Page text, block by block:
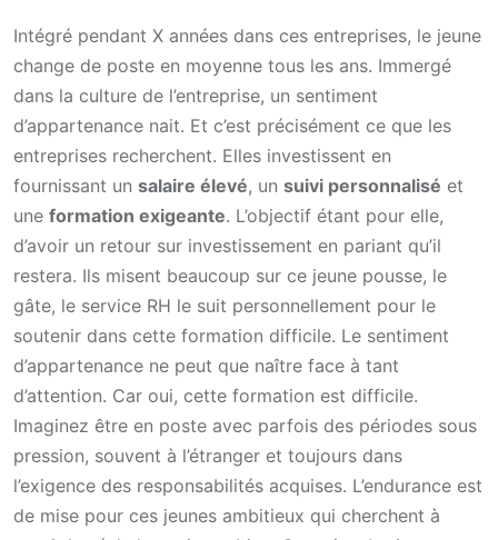
Intégré pendant X années dans ces entreprises, le jeune
change de poste en moyenne tous les ans. Immergé
dans la culture de l’entreprise, un sentiment
d’appartenance nait. Et c’est précisément ce que les
entreprises recherchent. Elles investissent en
fournissant un salaire élevé, un suivi personnalisé et
une formation exigeante. L’objectif étant pour elle,
d’avoir un retour sur investissement en pariant qu’il
restera. Ils misent beaucoup sur ce jeune pousse, le
gâte, le service RH le suit personnellement pour le
soutenir dans cette formation difficile. Le sentiment
d’appartenance ne peut que naître face à tant
d’attention. Car oui, cette formation est difficile.
Imaginez être en poste avec parfois des périodes sous
pression, souvent à l’étranger et toujours dans
l’exigence des responsabilités acquises. L’endurance est
de mise pour ces jeunes ambitieux qui cherchent à